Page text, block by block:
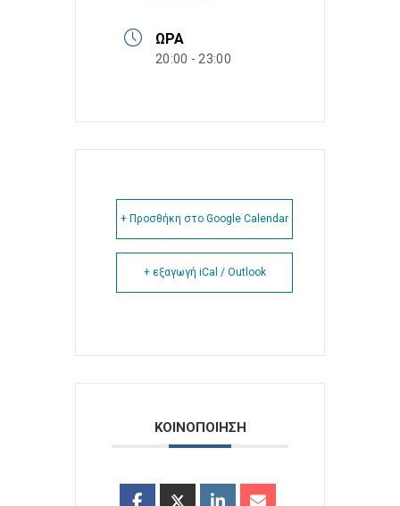
ΏΡΑ
20:00 - 23:00
+ Προσθήκη στο Google Calendar
+ εξαγωγή iCal / Outlook
ΚΟΙΝΟΠΟΙΗΣΗ